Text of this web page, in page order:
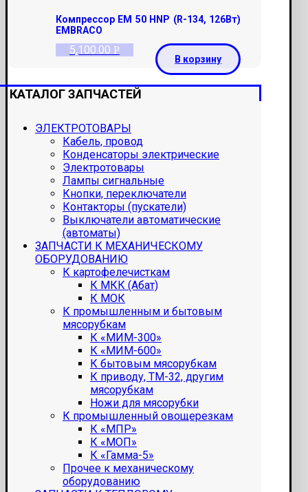
Компрессор EM 50 HNP (R-134, 126Вт)
EMBRACO
5,100.00 Р
В корзину
КАТАЛОГ ЗАПЧАСТЕЙ
ЭЛЕКТРОТОВАРЫ
Кабель, провод
Конденсаторы электрические
Электротовары
Лампы сигнальные
Кнопки, переключатели
Контакторы (пускатели)
Выключатели автоматические
(автоматы)
ЗАПЧАСТИ К МЕХАНИЧЕСКОМУ
ОБОРУДОВАНИЮ
К картофелечисткам
К МКК (Абат)
К МОК
К промышленным и бытовым
мясорубкам
К «МИМ-300»
К «МИМ-600»
К бытовым мясорубкам
К приводу, ТМ-32, другим
мясорубкам
Ножи для мясорубки
К промышленный овощерезкам
К «МПР»
К «МОП»
К «Гамма-5»
Прочее к механическому
оборудованию